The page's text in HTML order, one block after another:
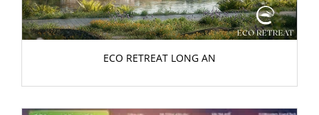
ECO RETREAT LONG AN